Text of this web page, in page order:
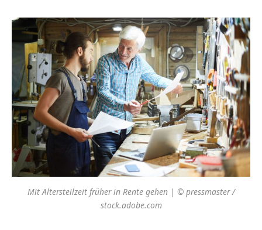
Mit Altersteilzeit früher in Rente gehen | © pressmaster /
stock.adobe.com